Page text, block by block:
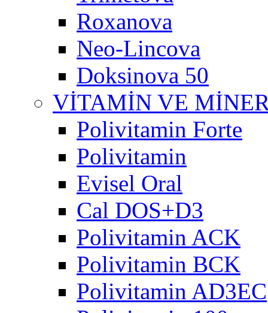
Roxanova
Neo-Lincova
Doksinova 50
VİTAMİN VE
Polivitamin Forte
Polivitamin
Evisel Oral
Cal DOS+D3
Polivitamin ACK
Polivitamin BCK
Polivitamin AD3EC